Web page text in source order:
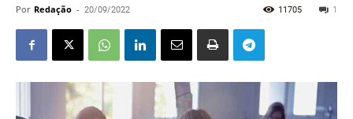
Por Redação - 20/09/2022 1
11705